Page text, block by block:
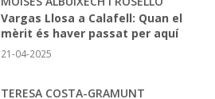
Vargas Llosa a Calafell: Quan el
mèrit és haver passat per aquí
21-04-2025
TERESA COSTA-GRAMUNT